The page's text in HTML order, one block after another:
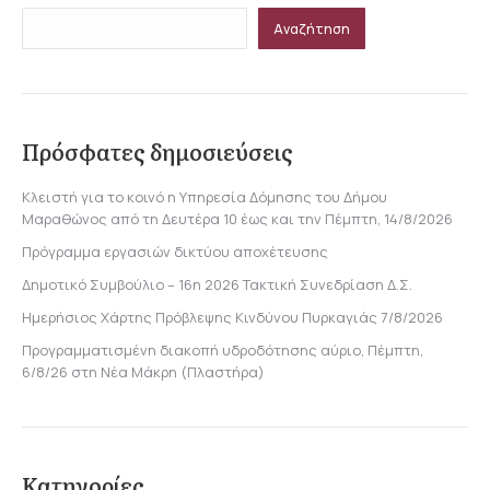
Αναζήτηση
Πρόσφατες δημοσιεύσεις
Κλειστή για το κοινό η Υπηρεσία Δόμησης του Δήμου
Μαραθώνος από τη Δευτέρα 10 έως και την Πέμπτη, 14/8/2026
Πρόγραμμα εργασιών δικτύου αποχέτευσης
Δημοτικό Συμβούλιο – 16η 2026 Τακτική Συνεδρίαση Δ.Σ.
Ημερήσιος Χάρτης Πρόβλεψης Κινδύνου Πυρκαγιάς 7/8/2026
Προγραμματισμένη διακοπή υδροδότησης αύριο, Πέμπτη,
6/8/26 στη Νέα Μάκρη (Πλαστήρα)